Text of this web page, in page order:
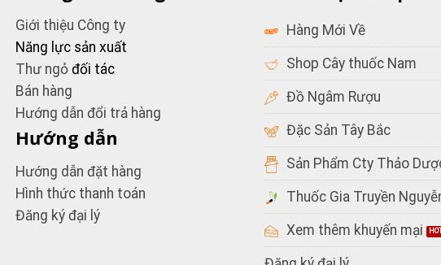
Giới thiệu Công ty
Năng lực sản xuất
Thư ngỏđối tác
Bán hàng
Hướng dẫn đổi trả hàng
Hướng dẫn
Hướng dẫn đặt hàng
Hình thức thanh toán
Đăng ký đại lý
Hàng Mới Về
Shop Cây thuốc Nam
Đồ Ngâm Rượu
Đặc Sản Tây Bắc
Sản Phẩm Cty Thảo
Thuốc Gia Truyền
Xem thêm khuyến mại